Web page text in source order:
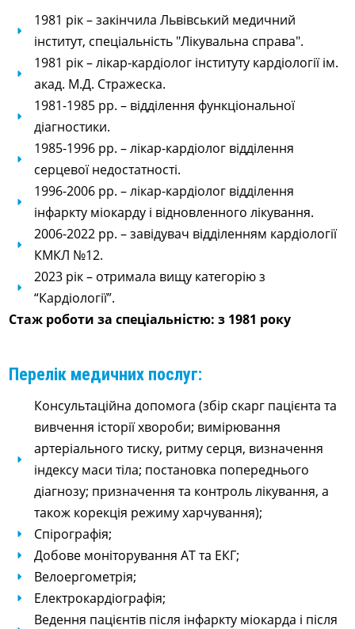
1981 рік – закінчила Львівський медичний
інститут, спеціальність "Лікувальна справа".
1981 рік – лікар-кардіолог інституту кардіології ім.
акад. М.Д. Стражеска.
1981-1985 рр. – відділення функціональної
діагностики.
1985-1996 рр. – лікар-кардіолог відділення
серцевої недостатності.
1996-2006 рр. – лікар-кардіолог відділення
інфаркту міокарду і відновленного лікування.
2006-2022 рр. – завідувач відділенням кардіології
КМКЛ №12.
2023 рік – отримала вищу категорію з
“Кардіології”.
Стаж роботи за спеціальністю: з 1981 року
Перелік медичних послуг:
Консультаційна допомога (збір скарг пацієнта та
вивчення історії хвороби; вимірювання
артеріального тиску, ритму серця, визначення
індексу маси тіла; постановка попереднього
діагнозу; призначення та контроль лікування, а
також корекція режиму харчування);
Спірографія;
Добове моніторування АТ та ЕКГ;
Велоергометрія;
Електрокардіографія;
Ведення пацієнтів після інфаркту міокарда і після